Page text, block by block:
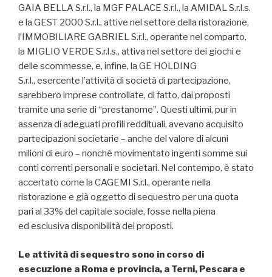
GAIA BELLA S.r.l., la MGF PALACE S.r.l., la AMIDAL S.r.l.s.
e la GEST 2000 S.r.l., attive nel settore della ristorazione,
l’IMMOBILIARE GABRIEL S.r.l., operante nel comparto,
la MIGLIO VERDE S.r.l.s., attiva nel settore dei giochi e
delle scommesse, e, infine, la GE HOLDING
S.r.l., esercente l’attività di società di partecipazione,
sarebbero imprese controllate, di fatto, dai proposti
tramite una serie di “prestanome”. Questi ultimi, pur in
assenza di adeguati profili reddituali, avevano acquisito
partecipazioni societarie – anche del valore di alcuni
milioni di euro – nonché movimentato ingenti somme sui
conti correnti personali e societari. Nel contempo, è stato
accertato come la CAGEMI S.r.l., operante nella
ristorazione e già oggetto di sequestro per una quota
pari al 33% del capitale sociale, fosse nella piena
ed esclusiva disponibilità dei proposti.
Le attività di sequestro sono in corso di
esecuzione a Roma e provincia, a Terni, Pescara e